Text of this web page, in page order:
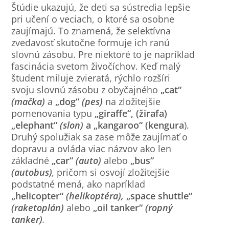
Štúdie ukazujú, že deti sa sústredia lepšie
pri učení o veciach, o ktoré sa osobne
zaujímajú. To znamená, že selektívna
zvedavosť skutočne formuje ich ranú
slovnú zásobu. Pre niektoré to je napríklad
fascinácia svetom živočíchov. Keď malý
študent miluje zvieratá, rýchlo rozšíri
svoju slovnú zásobu z obyčajného „cat“
(mačka) a „dog“(pes) na zložitejšie
pomenovania typu „giraffe“, (žirafa)
„elephant“(slon) a „kangaroo“ (kengura).
Druhý spolužiak sa zase môže zaujímať o
dopravu a ovláda viac názvov ako len
základné „car“(auto) alebo „bus“
(autobus), pričom si osvojí zložitejšie
podstatné mená, ako napríklad
„helicopter“(helikoptéra), „space shuttle“
(raketoplán) alebo „oil tanker“(ropný
tanker).